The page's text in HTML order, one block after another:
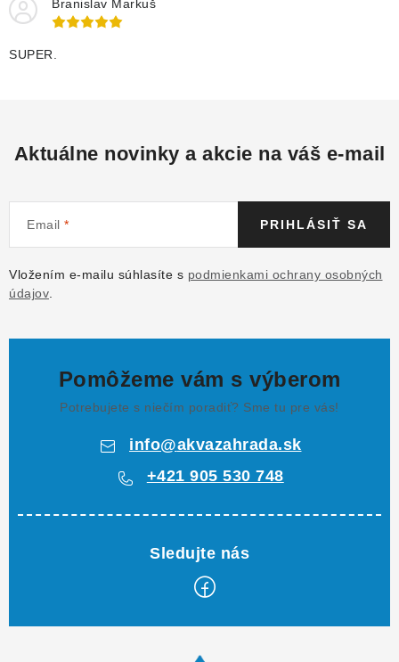
Branislav Markuš
SUPER.
Aktuálne novinky a akcie na váš e-mail
Email
Vložením e-mailu súhlasíte s podmienkami ochrany osobných
údajov
PRIHLÁSIŤ SA
Pomôžeme vám s výberom
Potrebujete s niečím poradiť? Sme tu pre vás!
info@akvazahrada.sk
+421 905 530 748